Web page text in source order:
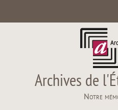
Archives de
Notre